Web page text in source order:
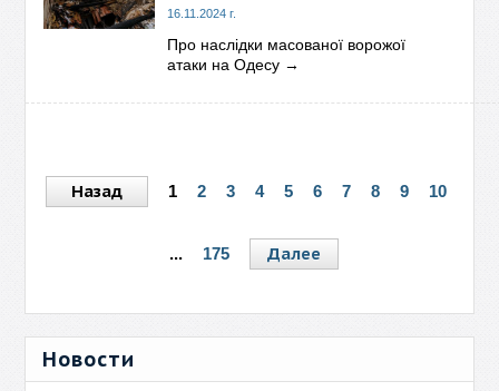
16.11.2024 г.
Про наслідки масованої ворожої
атаки на Одесу →
Назад 1 2 3 4 5 6 7 8 9 10
... 175 Далее
Новости